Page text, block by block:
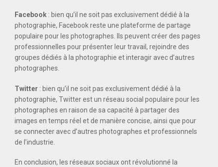
Facebook : bien qu’il ne soit pas exclusivement dédié à la
photographie, Facebook reste une plateforme de partage
populaire pour les photographes. Ils peuvent créer des pages
professionnelles pour présenter leur travail, rejoindre des
groupes dédiés à la photographie et interagir avec d’autres
photographes.
Twitter : bien qu’il ne soit pas exclusivement dédié à la
photographie, Twitter est un réseau social populaire pour les
photographes en raison de sa capacité à partager des
images en temps réel et de manière concise, ainsi que pour
se connecter avec d’autres photographes et professionnels
de l’industrie.
En conclusion, les réseaux sociaux ont révolutionné la